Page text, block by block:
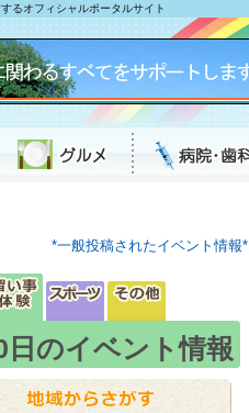
るオフィシャルポータルサイト
*一般投稿されたイベント情報*
日のイベント情報